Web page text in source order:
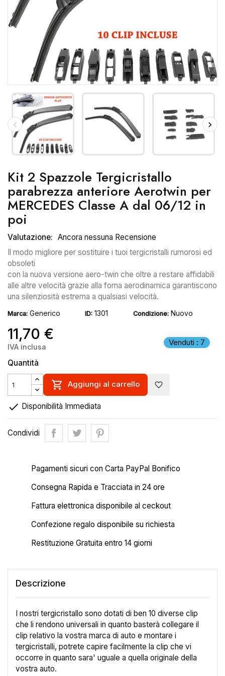
Kit 2 Spazzole Tergicristallo
parabrezza anteriore Aerotwin per
MERCEDES Classe A dal 06/12 in
poi
Valutazione: Ancora nessuna Recensione
Il modo migliore per sostituire i tuoi tergicristalli rumorosi ed
obsoleti
con la nuova versione aero-twin che oltre a restare affidabili
alle altre velocità grazie alla forna aerodinamica garantiscono
una silenziosità estrema a qualsiasi velocità.
Marca: Generico ID: 1301 Condizione: Nuovo
11,70 € Venduti : 7
IVA inclusa
Quantità
 Aggiungi al carrello favorite_border
 Disponibilità Immediata
Condividi
Pagamenti sicuri con Carta PayPal Bonifico
Consegna Rapida e Tracciata in 24 ore
Fattura elettronica disponibile al ceckout
Confezione regalo disponibile su richiesta
Restituzione Gratuita entro 14 giorni
Descrizione
I nostri tergicristallo sono dotati di ben 10 diverse clip
che li rendono universali in quanto basterà collegare il
clip relativo la vostra marca di auto e montare i
tergicristalli, potrete capire facilmente la clip che vi
occorre in quanto sara' uguale a quella originale della
vostra auto.